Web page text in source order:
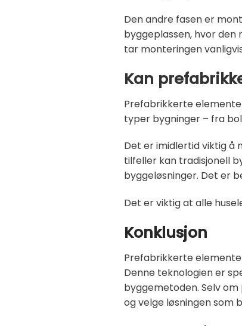
Den andre fasen er
byggeplassen, hvor
tar monteringen
Kan
Prefabrikkerte
typer bygninger – fra
Det er imidlertid viktig å
tilfeller kan tradisjonell
byggeløsninger. Det er
Det er viktig at alle
Konklusjon
Prefabrikkerte
Denne teknologien er
byggemetoden. Selv
og velge løsningen som